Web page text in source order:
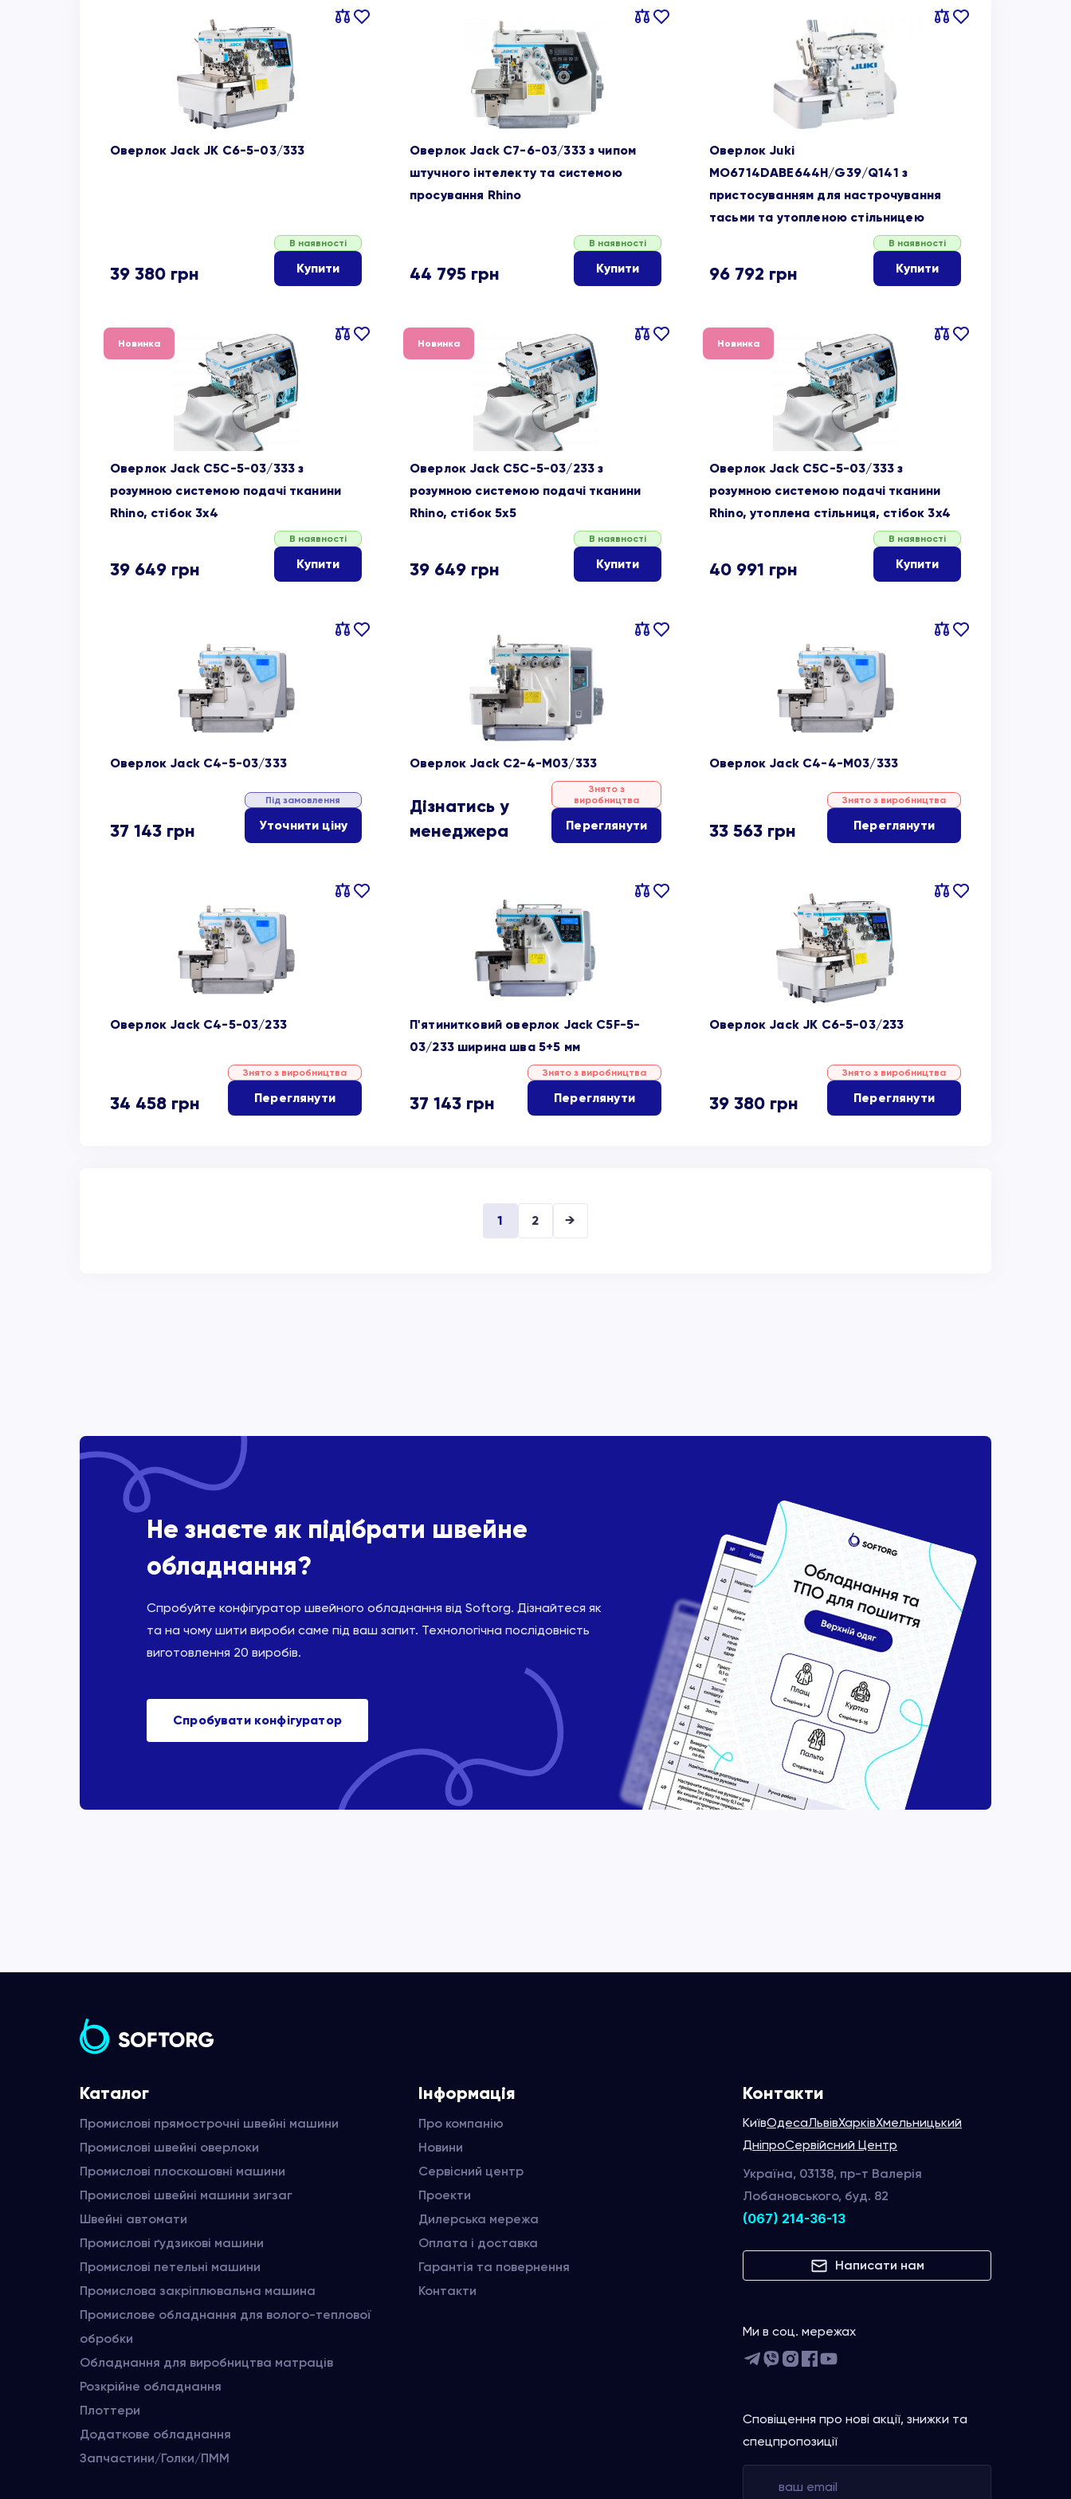
Порівняти
В
Оверлок Jack JK C6-5-03/333
39 380 грн
В наявності
Купити
Порівняти
В
Оверлок Jack C7-6-03/333 з чипом
штучного інтелекту та системою
просування Rhino
44 795 грн
В наявності
Купити
Порівняти
В
Оверлок Juki
MO6714DABE644H/G39/Q141 з
пристосуванням для настрочування
тасьми та утопленою стільницею
96 792 грн
В наявності
Купити
Порівняти
В
Новинка
Оверлок Jack C5C-5-03/333 з
розумною системою подачі тканини
Rhino, стібок 3х4
39 649 грн
В наявності
Купити
Порівняти
В
Новинка
Оверлок Jack C5C-5-03/233 з
розумною системою подачі тканини
Rhino, стібок 5х5
39 649 грн
В наявності
Купити
Порівняти
В
Новинка
Оверлок Jack C5C-5-03/333 з
розумною системою подачі тканини
Rhino, утоплена стільниця, стібок 3х4
40 991 грн
В наявності
Купити
Порівняти
В
Оверлок Jack C4-5-03/333
37 143 грн
Під замовлення
Уточнити ціну
Порівняти
В
Оверлок Jack C2-4-M03/333
Дізнатись у
менеджера
Знято з
виробництва
Переглянути
Порівняти
В
Оверлок Jack C4-4-M03/333
33 563 грн
Знято з виробництва
Переглянути
Порівняти
В
Оверлок Jack C4-5-03/233
34 458 грн
Знято з виробництва
Переглянути
Порівняти
В
П'ятинитковий оверлок Jack C5F-5-
03/233 ширина шва 5+5 мм
37 143 грн
Знято з виробництва
Переглянути
Порівняти
В
Оверлок Jack JK C6-5-03/233
39 380 грн
Знято з виробництва
Переглянути
1 2 →
Не знаєте як підібрати швейне
обладнання?
Спробуйте конфігуратор швейного обладнання від Softorg. Дізнайтеся як
та на чому шити вироби саме під ваш запит. Технологічна послідовність
виготовлення 20 виробів.
Спробувати конфігуратор
Каталог
Промислові прямострочні швейні машини
Промислові швейні оверлоки
Промислові плоскошовні машини
Промислові швейні машини зигзаг
Швейні автомати
Промислові ґудзикові машини
Промислові петельні машини
Промислова закріплювальна машина
Промислове обладнання для волого-теплової
обробки
Обладнання для виробництва матраців
Розкрійне обладнання
Плоттери
Додаткове обладнання
Запчастини/Голки/ПММ
Інформація
Про компанію
Новини
Сервісний центр
Проекти
Дилерська мережа
Оплата і доставка
Гарантія та повернення
Контакти
Контакти
КиївОдесаЛьвівХарківХмельницький
ДніпроСервійсний Центр
Україна, 03138, пр-т Валерія
Лобановського, буд. 82
(067) 214-36-13
Написати нам
Ми в соц. мережах
Сповіщення про нові акції, знижки та
спецпропозиції